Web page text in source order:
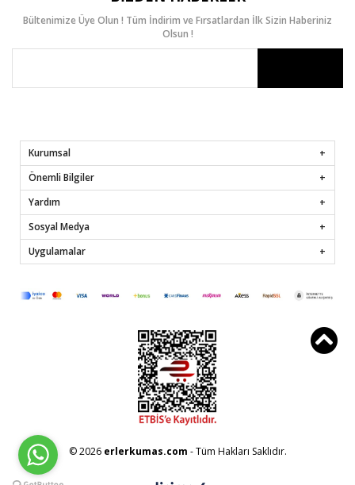
Bültenimize Üye Olun ! Tüm İndirim ve Fırsatlardan İlk Sizin Haberiniz
Olsun !
Kurumsal
Önemli Bilgiler
Yardım
Sosyal Medya
Uygulamalar
© 2026 erlerkumas.com - Tüm Hakları Saklıdır.